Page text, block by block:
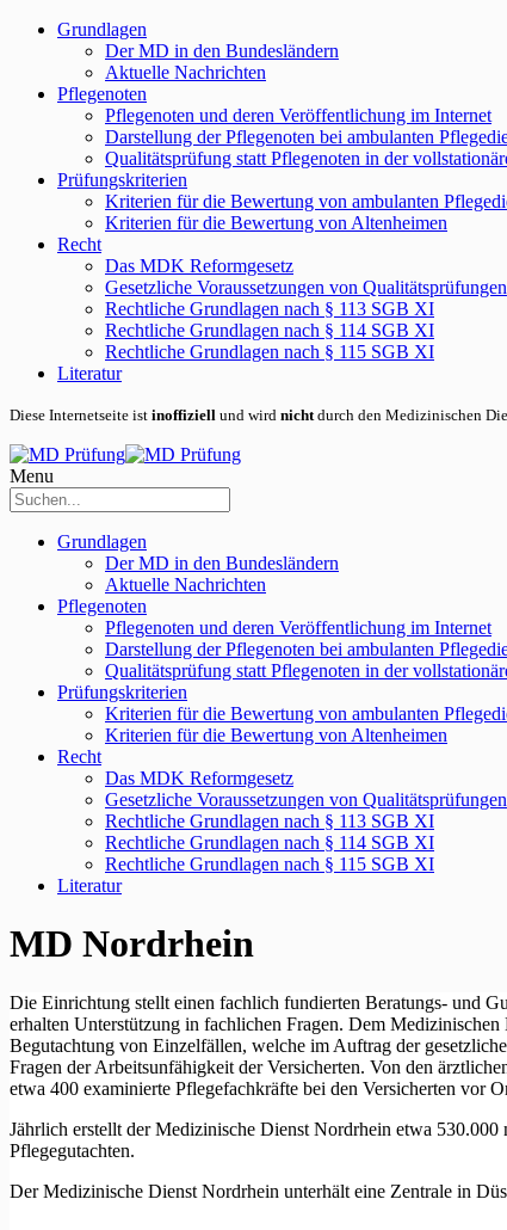
Grundlagen
Der MD in den Bundesländern
Aktuelle Nachrichten
Pflegenoten
Pflegenoten und deren Veröffentlichung im Internet
Darstellung der Pflegenoten bei ambulanten
Qualitätsprüfung statt Pflegenoten in der
Prüfungskriterien
Kriterien für die Bewertung von ambulanten
Kriterien für die Bewertung von Altenheimen
Recht
Das MDK Reformgesetz
Gesetzliche Voraussetzungen von Qualitätsprüfungen
Rechtliche Grundlagen nach § 113 SGB XI
Rechtliche Grundlagen nach § 114 SGB XI
Rechtliche Grundlagen nach § 115 SGB XI
Literatur
Diese Internetseite ist inoffiziell und wird nichtdurch den Medizinischen
Menu
Grundlagen
Der MD in den Bundesländern
Aktuelle Nachrichten
Pflegenoten
Pflegenoten und deren Veröffentlichung im Internet
Darstellung der Pflegenoten bei ambulanten
Qualitätsprüfung statt Pflegenoten in der
Prüfungskriterien
Kriterien für die Bewertung von ambulanten
Kriterien für die Bewertung von Altenheimen
Recht
Das MDK Reformgesetz
Gesetzliche Voraussetzungen von Qualitätsprüfungen
Rechtliche Grundlagen nach § 113 SGB XI
Rechtliche Grundlagen nach § 114 SGB XI
Rechtliche Grundlagen nach § 115 SGB XI
Literatur
MD Nordrhein
Die Einrichtung stellt einen fachlich fundierten Beratungs- und
erhalten Unterstützung in fachlichen Fragen. Dem
Begutachtung von Einzelfällen, welche im Auftrag der
Fragen der Arbeitsunfähigkeit der Versicherten. Von den
etwa 400 examinierte Pflegefachkräfte bei den Versicherten vor
Jährlich erstellt der Medizinische Dienst Nordrhein etwa
Pflegegutachten.
Der Medizinische Dienst Nordrhein unterhält eine Zentrale in